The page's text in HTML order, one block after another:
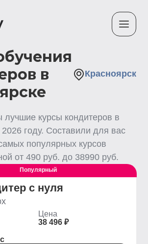
в
Красноярск
лучшие курсы кондитеров в
2026 году. Составили для вас
популярных курсов
от 490 руб. до 38990 руб.
Популярный
с нуля
Цена
38 496 ₽